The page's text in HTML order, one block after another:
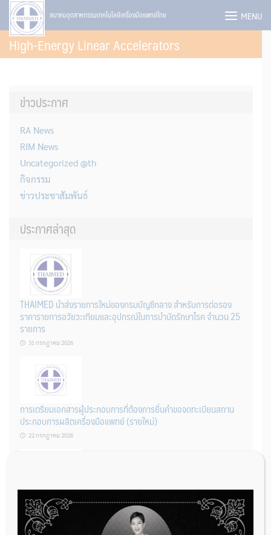
Skip
content
สมาคมอุตสาหกรรมเทคโนโลยีเครื่องมือแพทย์ไทย MENU
High-Energy Linear Accelerators
ข่าวประกาศ
RA News
RIM News
Uncategorized @th
กิจกรรม
ข่าวประชาสัมพันธ์
ประกาศล่าสุด
THAIMED นำส่งรายการใหม่ของกรมบัญชีกลาง สำหรับการต่อรอง
ราคารายการอวัยวะเทียมและอุปกรณ์ในการบำบัดรักษาโรค จำนวน 25
รายการ
31 กรกฎาคม 2026
การเตรียมเอกสารผู้ประกอบการที่ต้องการยื่นคำขอจดทะเบียนสถาน
ประกอบการผลิตเครื่องมือแพทย์ (รายใหม่)
22 กรกฎาคม 2026
ผู้ประกอบการผลิต และ นักวิจัย ที่ต้องการขึ้นทะเบียนเครื่องมือแพทย์
ต้องทำอย่างไรบ้าง
22 กรกฎาคม 2026